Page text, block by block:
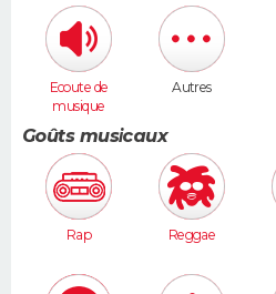
Ecoute de
musique
Autres
Goûts musicaux
Rap Reggae